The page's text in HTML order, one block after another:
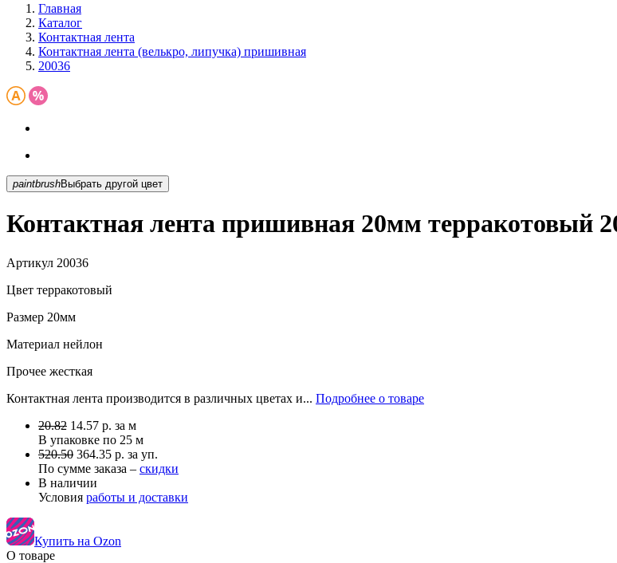
Главная
Каталог
Контактная лента
Контактная лента (велькро, липучка) пришивная
20036
paintbrush Выбрать другой цвет
Контактная лента пришивная 20мм терракотовый
Артикул 20036
Цвет терракотовый
Размер 20мм
Материал нейлон
Прочее жесткая
Контактная лента производится в различных цветах и... Подробнее о товаре
20.82 14.57 р. за м
В упаковке по 25 м
520.50 364.35 р. за уп.
По сумме заказа – скидки
В наличии
Условия работы и доставки
Купить на Ozon
О товаре